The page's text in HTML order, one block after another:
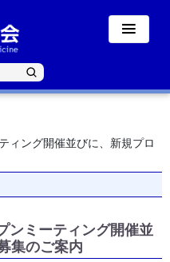
ィング開催並びに、新規プロ
ンミーティング開催並
集のご案内